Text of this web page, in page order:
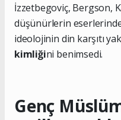
İzzetbegoviç, Bergson,
düşünürlerin
ideolojinin din karşıtı
kimliğini benimsedi.
Genç